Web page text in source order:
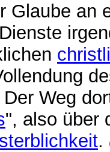
Glaube an
Weg
", also über
.